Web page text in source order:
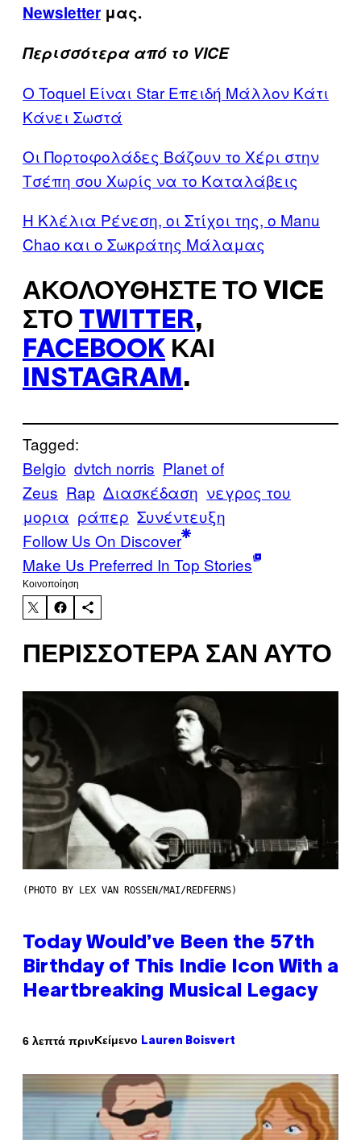
Newsletter μας.
Περισσότερα από το VICE
Ο Toquel Είναι Star Επειδή Μάλλον Κάτι
Κάνει Σωστά
Οι Πορτοφολάδες Βάζουν το Χέρι στην
Τσέπη σου Χωρίς να το Καταλάβεις
Η Κλέλια Ρένεση, οι Στίχοι της, ο Manu
Chao και ο Σωκράτης Μάλαμας
ΑΚΟΛΟΥΘΉΣΤΕ ΤΟ VICE
ΣΤΟ TWITTER,
FACEBOOK ΚΑΙ
INSTAGRAM .
Tagged:
Belgio dvtch norris Planet of
Zeus Rap Διασκέδαση νεγρος του
μορια ράπερ Συνέντευξη
Follow Us On Discover
Make Us Preferred In Top Stories
Kοινοποίηση
ΠΕΡΙΣΣΌΤΕΡΑ ΣΑΝ ΑΥΤΌ
(PHOTO BY LEX VAN ROSSEN/MAI/REDFERNS)
Today Would’ve Been the 57th
Birthday of This Indie Icon With a
Heartbreaking Musical Legacy
6 λεπτά πρινΚείμενο Lauren Boisvert